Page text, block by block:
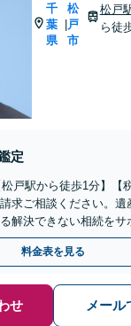
千
葉
県
松
戸
市
松戸
ら徒
定
松戸駅から徒歩1分】【
求ご相談ください。遺
解決できない相続をサ
です。
料金表を見る
せ メール